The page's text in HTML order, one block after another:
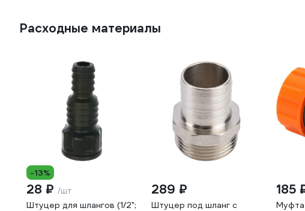
Расходные материалы
-13%
28 ₽ /шт
Штуцер для шлангов (1/2";
289 ₽
Штуцер под шланг с
185
Муфта